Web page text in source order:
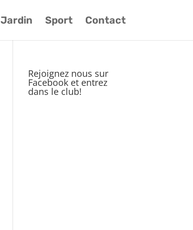
Jardin Sport Contact
Rejoignez nous sur
Facebook et entrez
dans le club!